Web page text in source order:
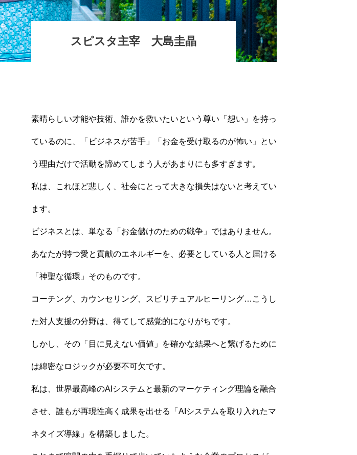
スピスタ主宰 大島圭晶
素晴らしい才能や技術、誰かを救いたいという尊い「想い」を持っ
ているのに、「ビジネスが苦手」「お金を受け取るのが怖い」とい
う理由だけで活動を諦めてしまう人があまりにも多すぎます。
私は、これほど悲しく、社会にとって大きな損失はないと考えてい
ます。
ビジネスとは、単なる「お金儲けのための戦争」ではありません。
あなたが持つ愛と貢献のエネルギーを、必要としている人と届ける
「神聖な循環」そのものです。
コーチング、カウンセリング、スピリチュアルヒーリング…こうし
た対人支援の分野は、得てして感覚的になりがちです。
しかし、その「目に見えない価値」を確かな結果へと繋げるために
は綿密なロジックが必要不可欠です。
私は、世界最高峰のAIシステムと最新のマーケティング理論を融合
させ、誰もが再現性高く成果を出せる「AIシステムを取り入れたマ
ネタイズ導線」を構築しました。